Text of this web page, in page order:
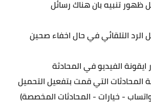
ظهور تنبيه بان هناك رسائل
الرد التلقائي في حال اخفاء صحين
المحادثات التي قمت بتفعيل التحميل
- خيارات - المحادثات المخصصة)